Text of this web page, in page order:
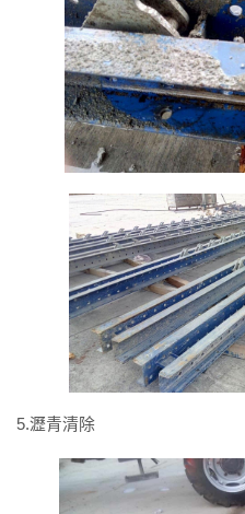
5.瀝青清除